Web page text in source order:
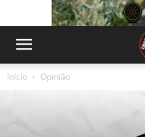
Início Opinião